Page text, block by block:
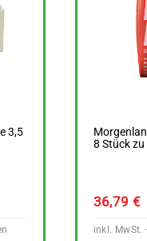
3,5
8 Stück zu
36,79 €